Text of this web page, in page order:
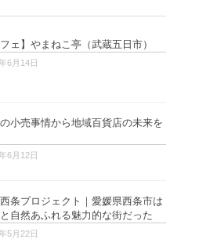
フェ】やまねこ亭（武蔵五日市）
6月14日
小売事情から地域百貨店の未来を
6月12日
条プロジェクト｜愛媛県西条市は
自然あふれる魅力的な街だった
5月22日